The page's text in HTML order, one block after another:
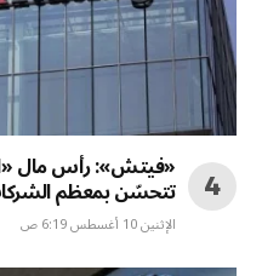
«فيتش»: رأس مال
تتحسّن بمعظم
الإثنين 10 أغسطس 6:19 ص